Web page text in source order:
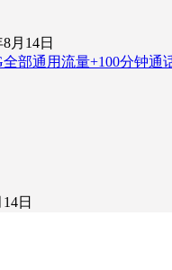
月14日
全部通用流量+100分钟
日